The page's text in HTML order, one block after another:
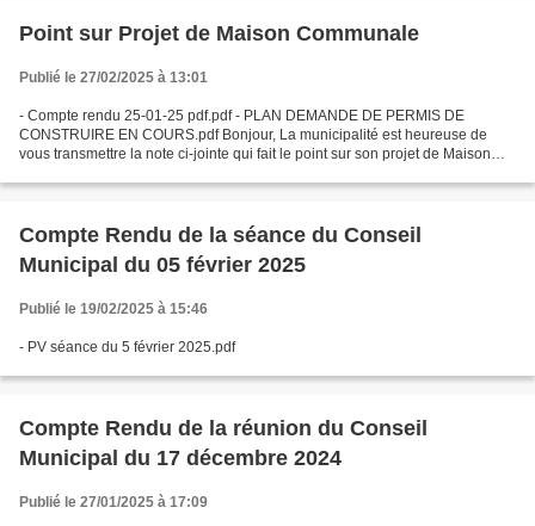
Point sur Projet de Maison Communale
Publié le 27/02/2025 à 13:01
- Compte rendu 25-01-25 pdf.pdf - PLAN DEMANDE DE PERMIS DE
CONSTRUIRE EN COURS.pdf Bonjour, La municipalité est heureuse de
vous transmettre la note ci-jointe qui fait le point sur son projet de Maison
Compte Rendu de la séance du Conseil
Municipal du 05 février 2025
Publié le 19/02/2025 à 15:46
- PV séance du 5 février 2025.pdf
Compte Rendu de la réunion du Conseil
Municipal du 17 décembre 2024
Publié le 27/01/2025 à 17:09